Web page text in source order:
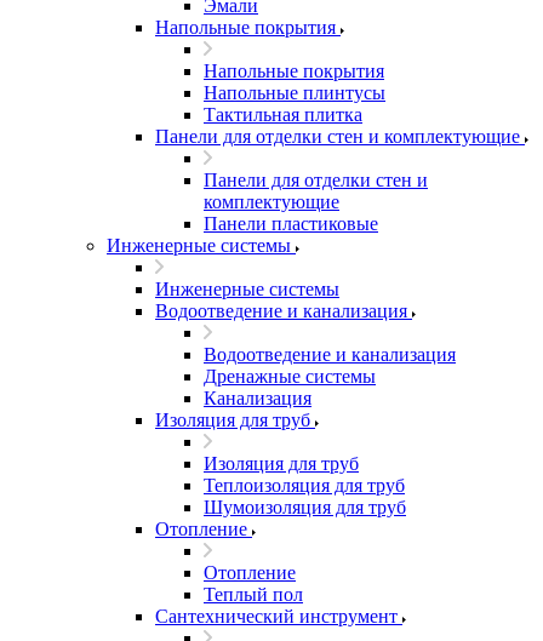
Эмали
Напольные покрытия
Напольные покрытия
Напольные плинтусы
Тактильная плитка
Панели для отделки стен и комплектующие
Панели для отделки стен и
комплектующие
Панели пластиковые
Инженерные системы
Инженерные системы
Водоотведение и канализация
Водоотведение и канализация
Дренажные системы
Канализация
Изоляция для труб
Изоляция для труб
Теплоизоляция для труб
Шумоизоляция для труб
Отопление
Отопление
Теплый пол
Сантехнический инструмент